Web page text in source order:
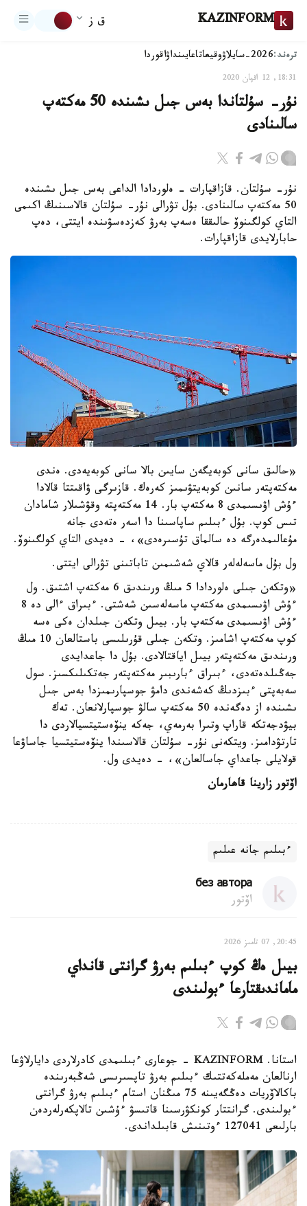
KAZINFORM ق ز
ترەند:2026-سايلاۋ وقيعاتاعايىنداۋاقوردا
18:31, 12 اقپان 2020
نۇر- سۇلتاندا بەس جىل ىشىندە 50 مەكتەپ
سالىنادى
نۇر- سۇلتان. قازاقپارات - ەلوردادا الداعى بەس جىل ىشىندە
50 مەكتەپ سالىنادى. بۇل تۋرالى نۇر- سۇلتان قالاسىنىڭ اكىمى
التاي كولگىنوۆ حالىققا ەسەپ بەرۋ كەزدەسۋىندە ايتتى، دەپ
حابارلايدى قازاقپارات.
«حالىق سانى كوبەيگەن سايىن بالا سانى كوبەيەدى. ەندى
مەكتەپتەر سانىن كوبەيتۋىمىز كەرەك. قازىرگى ۋاقىتتا قالادا
ءۇش اۋىسىمدى 8 مەكتەپ بار. 14 مەكتەپتە وقۋشىلار شامادان
تىس كوپ. بۇل ءبىلىم ساپاسىنا دا اسەر ەتەدى جانە
مۇعالىمدەرگە دە سالماق تۇسىرەدى»، - دەيدى التاي كولگىنوۆ.
ول بۇل ماسەلەلەر قالاي شەشىمىن تاباتىنى تۋرالى ايتتى.
«وتكەن جىلى ەلوردادا 5 مىڭ ورىندىق 6 مەكتەپ اشتىق. ول
ءۇش اۋىسىمدى مەكتەپ ماسەلەسىن شەشتى. ءبىراق ءالى دە 8
ءۇش اۋىسىمدى مەكتەپ بار. بيىل وتكەن جىلدان ەكى ەسە
كوپ مەكتەپ اشامىز. وتكەن جىلى قۇرىلىسى باستالعان 10 مىڭ
ورىندىق مەكتەپتەر بيىل اياقتالادى. بۇل دا جاعدايدى
جەڭىلدەتەدى، ءبىراق ءبارىبىر مەكتەپتەر جەتكىلىكسىز. سول
سەبەپتى ءبىزدىڭ كەشەندى دامۋ جوسپارىمىزدا بەس جىل
ىشىندە از دەگەندە 50 مەكتەپ سالۋ جوسپارلانعان. تەك
بيۋدجەتكە قاراپ وتىرا بەرمەي، جەكە ينۆەستيتسيالاردى دا
تارتۋدامىز. ويتكەنى نۇر- سۇلتان قالاسىندا ينۆەستيتسيا جاساۋعا
قولايلى جاعداي جاسالعان»، - دەيدى ول.
اۆتور زارينا قاھارمان
ءبىلىم جانە عىلىم
без автора
اۆتور
20:45, 07 تامىز 2026
بيىل ەڭ كوپ ءبىلىم بەرۋ گرانتى قانداي
ماماندىقتارعا ءبولىندى
استانا. KAZINFORM - جوعارى ءبىلىمدى كادرلاردى دايارلاۋعا
ارنالعان مەملەكەتتىك ءبىلىم بەرۋ تاپسىرىسى شەڭبەرىندە
باكالاۆريات دەڭگەيىنە 75 مىڭنان استام ءبىلىم بەرۋ گرانتى
ءبولىندى. گرانتتار كونكۋرسىنا قاتىسۋ ءۇشىن تالاپكەرلەردەن
بارلىعى 127041 ءوتىنىش قابىلداندى.